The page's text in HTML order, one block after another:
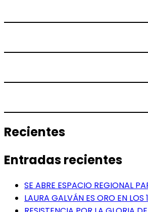
Recientes
Entradas recientes
SE ABRE ESPACIO REGIONAL
LAURA GALVÁN ES ORO EN LOS